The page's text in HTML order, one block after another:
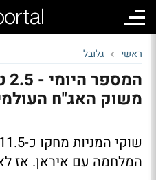
ראשי גלובל
משוק האג"ח
המלחמה עם איראן. אז